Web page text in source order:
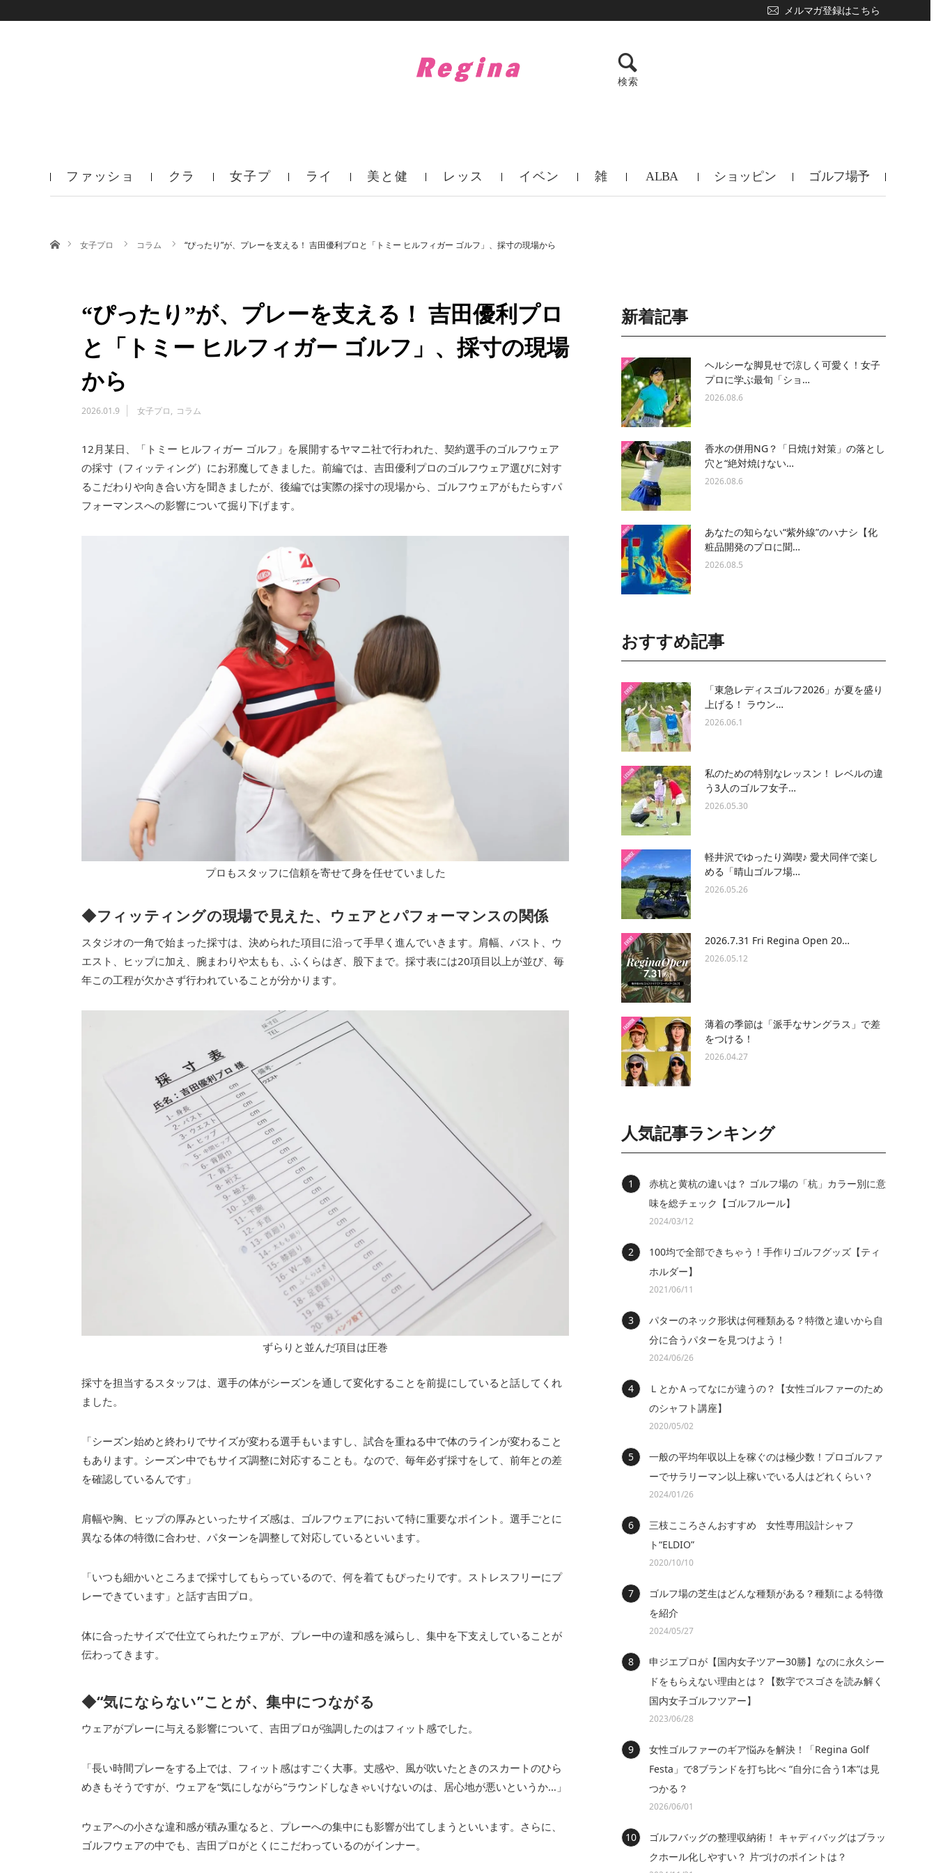
ファッショ クラ 女子プ ライ 美と健 レッス イベン 雑 ALBA ショッピン ゴルフ場予
メルマガ登録はこちら
検索
ホーム女子プロ コラム “ぴったり”が、プレーを支える！ 吉田優利プロと「トミー ヒルフィガー ゴルフ」、採寸の現場から
“ぴったり”が、プレーを支える！ 吉田優利プロ
と「トミー ヒルフィガー ゴルフ」、採寸の現場
から
2026.01.9 女子プロ コラム
12月某日、「トミー ヒルフィガー ゴルフ」を展開するヤマニ社で行われた、契約選手のゴルフウェア
の採寸（フィッティング）にお邪魔してきました。前編では、吉田優利プロのゴルフウェア選びに対す
るこだわりや向き合い方を聞きましたが、後編では実際の採寸の現場から、ゴルフウェアがもたらすパ
フォーマンスへの影響について掘り下げます。
プロもスタッフに信頼を寄せて身を任せていました
◆フィッティングの現場で見えた、ウェアとパフォーマンスの関係
スタジオの一角で始まった採寸は、決められた項目に沿って手早く進んでいきます。肩幅、バスト、ウ
エスト、ヒップに加え、腕まわりや太もも、ふくらはぎ、股下まで。採寸表には20項目以上が並び、毎
年この工程が欠かさず行われていることが分かります。
ずらりと並んだ項目は圧巻
採寸を担当するスタッフは、選手の体がシーズンを通して変化することを前提にしていると話してくれ
ました。
「シーズン始めと終わりでサイズが変わる選手もいますし、試合を重ねる中で体のラインが変わること
もあります。シーズン中でもサイズ調整に対応することも。なので、毎年必ず採寸をして、前年との差
を確認しているんです」
肩幅や胸、ヒップの厚みといったサイズ感は、ゴルフウェアにおいて特に重要なポイント。選手ごとに
異なる体の特徴に合わせ、パターンを調整して対応しているといいます。
「いつも細かいところまで採寸してもらっているので、何を着てもぴったりです。ストレスフリーにプ
レーできています」と話す吉田プロ。
体に合ったサイズで仕立てられたウェアが、プレー中の違和感を減らし、集中を下支えしていることが
伝わってきます。
◆“気にならない”ことが、集中につながる
ウェアがプレーに与える影響について、吉田プロが強調したのはフィット感でした。
「長い時間プレーをする上では、フィット感はすごく大事。丈感や、風が吹いたときのスカートのひら
めきもそうですが、ウェアを“気にしながら”ラウンドしなきゃいけないのは、居心地が悪いというか…」
ウェアへの小さな違和感が積み重なると、プレーへの集中にも影響が出てしまうといいます。さらに、
ゴルフウェアの中でも、吉田プロがとくにこだわっているのがインナー。
新着記事
ヘルシーな脚見せで涼しく可愛く！女子
プロに学ぶ最旬「ショ…
2026.08.6
香水の併用NG？「日焼け対策」の落とし
穴と“絶対焼けない…
2026.08.6
あなたの知らない“紫外線”のハナシ【化
粧品開発のプロに聞…
2026.08.5
おすすめ記事
「東急レディスゴルフ2026」が夏を盛り
上げる！ ラウン…
2026.06.1
私のための特別なレッスン！ レベルの違
う3人のゴルフ女子…
2026.05.30
軽井沢でゆったり満喫♪ 愛犬同伴で楽し
める「晴山ゴルフ場…
2026.05.26
2026.7.31 Fri Regina Open 20…
2026.05.12
薄着の季節は「派手なサングラス」で差
をつける！
2026.04.27
人気記事ランキング
赤杭と黄杭の違いは？ ゴルフ場の「杭」カラー別に意
味を総チェック【ゴルフルール】
2024/03/12
100均で全部できちゃう！手作りゴルフグッズ【ティ
ホルダー】
2021/06/11
パターのネック形状は何種類ある？特徴と違いから自
分に合うパターを見つけよう！
2024/06/26
ＬとかＡってなにが違うの？【女性ゴルファーのため
のシャフト講座】
2020/05/02
一般の平均年収以上を稼ぐのは極少数！プロゴルファ
ーでサラリーマン以上稼いでいる人はどれくらい？
2024/01/26
三枝こころさんおすすめ 女性専用設計シャフ
ト“ELDIO”
2020/10/10
ゴルフ場の芝生はどんな種類がある？種類による特徴
を紹介
2024/05/27
申ジエプロが【国内女子ツアー30勝】なのに永久シー
ドをもらえない理由とは？【数字でスゴさを読み解く
国内女子ゴルフツアー】
2023/06/28
女性ゴルファーのギア悩みを解決！「Regina Golf
Festa」で8ブランドを打ち比べ “自分に合う1本”は見
つかる？
2026/06/01
ゴルフバッグの整理収納術！ キャディバッグはブラッ
クホール化しやすい？ 片づけのポイントは？